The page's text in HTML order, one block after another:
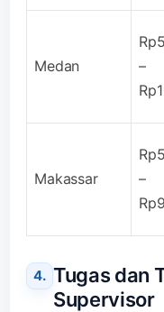
Medan
–
Makassar
–
Tugas dan
Supervisor